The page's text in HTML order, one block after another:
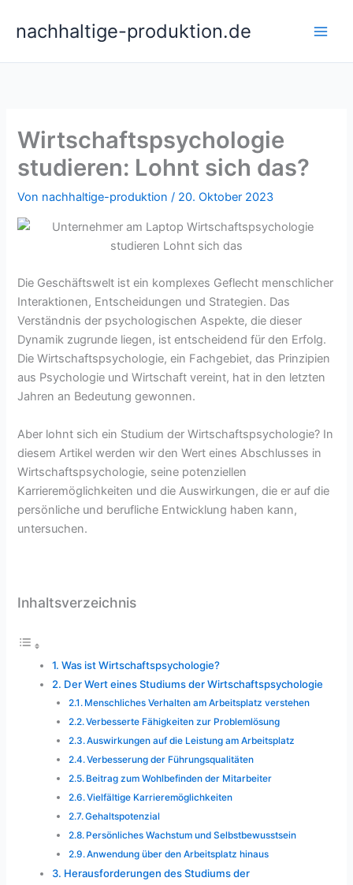
Inhaltnachhaltige-produktion.de
Wirtschaftspsychologie
studieren: Lohnt sich das?
Von nachhaltige-produktion/ 20. Oktober 2023
Die Geschäftswelt ist ein komplexes Geflecht menschlicher
Interaktionen, Entscheidungen und Strategien. Das
Verständnis der psychologischen Aspekte, die dieser
Dynamik zugrunde liegen, ist entscheidend für den Erfolg.
Die Wirtschaftspsychologie, ein Fachgebiet, das Prinzipien
aus Psychologie und Wirtschaft vereint, hat in den letzten
Jahren an Bedeutung gewonnen.
Aber lohnt sich ein Studium der Wirtschaftspsychologie? In
diesem Artikel werden wir den Wert eines Abschlusses in
Wirtschaftspsychologie, seine potenziellen
Karrieremöglichkeiten und die Auswirkungen, die er auf die
persönliche und berufliche Entwicklung haben kann,
untersuchen.
Inhaltsverzeichnis
Was ist Wirtschaftspsychologie?
Der Wert eines Studiums der Wirtschaftspsychologie
Menschliches Verhalten am Arbeitsplatz verstehen
Verbesserte Fähigkeiten zur Problemlösung
Auswirkungen auf die Leistung am Arbeitsplatz
Verbesserung der Führungsqualitäten
Beitrag zum Wohlbefinden der Mitarbeiter
Vielfältige Karrieremöglichkeiten
Gehaltspotenzial
Persönliches Wachstum und Selbstbewusstsein
Anwendung über den Arbeitsplatz hinaus
Herausforderungen des Studiums der